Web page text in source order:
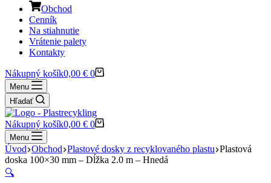
Obchod
Cenník
Na stiahnutie
Vrátenie palety
Kontakty
Nákupný košík0,00 € 0
Menu
Hľadať
Nákupný košík0,00 € 0
Menu
Úvod Obchod Plastové dosky z recyklovaného plastu Plastová
doska 100×30 mm – Dĺžka 2.0 m – Hnedá
🔍